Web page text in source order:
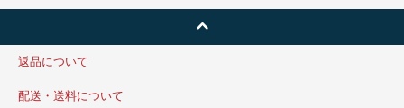
返品について
配送・送料について